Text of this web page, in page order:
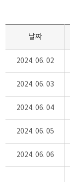
날짜
2024. 06. 02
2024. 06. 03
2024. 06. 04
2024. 06. 05
2024. 06. 06